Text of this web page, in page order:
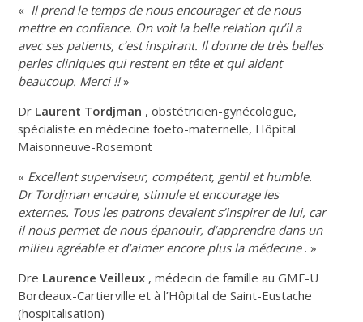
« Il prend le temps de nous encourager et de nous
mettre en confiance. On voit la belle relation qu’il a
avec ses patients, c’est inspirant. Il donne de très belles
perles cliniques qui restent en tête et qui aident
beaucoup. Merci !!»
Dr Laurent Tordjman , obstétricien-gynécologue,
spécialiste en médecine foeto-maternelle, Hôpital
Maisonneuve-Rosemont
« Excellent superviseur, compétent, gentil et humble.
Dr Tordjman encadre, stimule et encourage les
externes. Tous les patrons devaient s’inspirer de lui, car
il nous permet de nous épanouir, d’apprendre dans un
milieu agréable et d’aimer encore plus la médecine. »
Dre Laurence Veilleux , médecin de famille au GMF-U
Bordeaux-Cartierville et à l’Hôpital de Saint-Eustache
(hospitalisation)